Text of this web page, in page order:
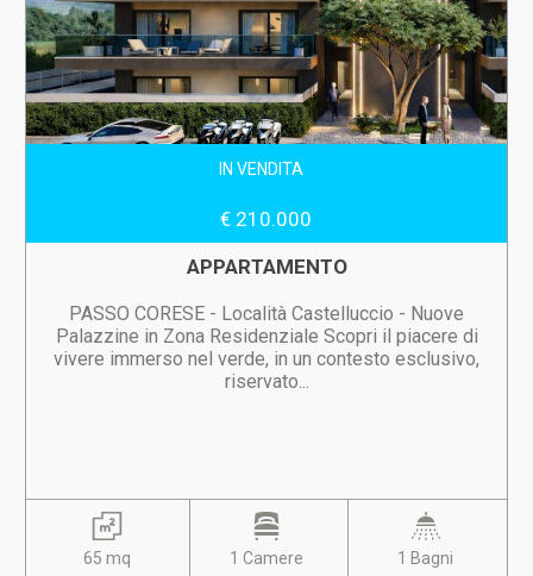
IN VENDITA
€ 210.000
APPARTAMENTO
PASSO CORESE - Località Castelluccio - Nuove
Palazzine in Zona Residenziale Scopri il piacere di
vivere immerso nel verde, in un contesto esclusivo,
riservato...
65 mq 1 Camere 1 Bagni